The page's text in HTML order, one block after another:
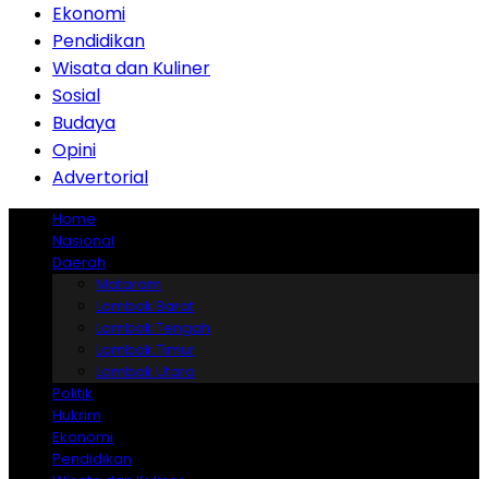
Ekonomi
Pendidikan
Wisata dan Kuliner
Sosial
Budaya
Opini
Advertorial
Home
Nasional
Daerah
Mataram
Lombok Barat
Lombok Tengah
Lombok Timur
Lombok Utara
Politik
Hukrim
Ekonomi
Pendidikan